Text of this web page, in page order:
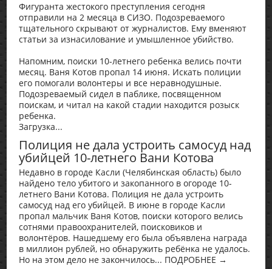
Фигуранта жестокого преступления сегодня
отправили на 2 месяца в СИЗО. Подозреваемого
тщательного скрывают от журналистов. Ему вменяют
статьи за изнасилование и умышленное убийство.
Напомним, поиски 10-летнего ребенка велись почти
месяц. Ваня Котов пропал 14 июня. Искать полиции
его помогали волонтеры и все неравнодушные.
Подозреваемый сидел в паблике, посвященном
поискам, и читал на какой стадии находится розыск
ребенка.
Загрузка...
Полиция не дала устроить самосуд над
убийцей 10-летнего Вани Котова
Недавно в городе Касли (Челябинская область) было
найдено тело убитого и закопанного в огороде 10-
летнего Вани Котова. Полиция не дала устроить
самосуд над его убийцей. В июне в городе Касли
пропал мальчик Ваня Котов, поиски которого велись
сотнями правоохранителей, поисковиков и
волонтёров. Нашедшему его была объявлена награда
в миллион рублей, но обнаружить ребёнка не удалось.
Но на этом дело не закончилось... ПОДРОБНЕЕ →